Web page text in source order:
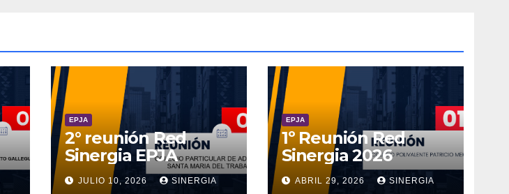
EPJA
2° reunión Red
Sinergia EPJA
JULIO 10, 2026 SINERGIA
EPJA
1º Reunión Red
Sinergia 2026
ABRIL 29, 2026 SINERGIA